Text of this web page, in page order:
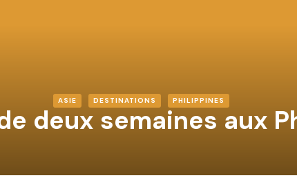
ASIE DESTINATIONS PHILIPPINES
deux semaines aux